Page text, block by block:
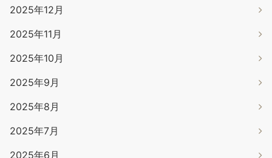
2025年12月
2025年11月
2025年10月
2025年9月
2025年8月
2025年7月
2025年6月